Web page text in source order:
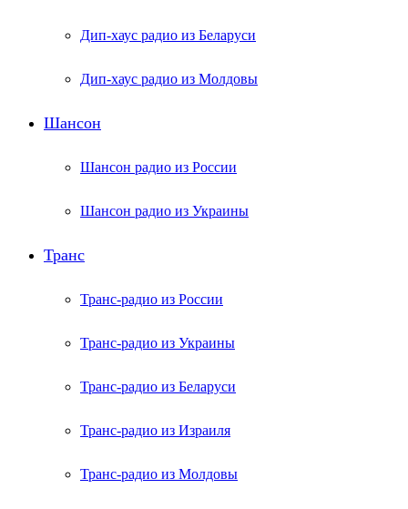
Дип-хаус радио из Беларуси
Дип-хаус радио из Молдовы
Шансон
Шансон радио из России
Шансон радио из Украины
Транс
Транс-радио из России
Транс-радио из Украины
Транс-радио из Беларуси
Транс-радио из Израиля
Транс-радио из Молдовы